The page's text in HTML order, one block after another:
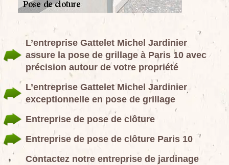
L’entreprise Gattelet Michel Jardinier
assure la pose de grillage à Paris 10 avec
précision autour de votre propriété
L’entreprise Gattelet Michel Jardinier
exceptionnelle en pose de grillage
Entreprise de pose de clôture
Entreprise de pose de clôture Paris 10
Contactez notre entreprise de jardinage